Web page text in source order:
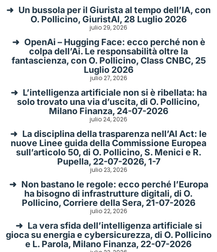
Un bussola per il Giurista al tempo dell’IA, con
O. Pollicino, GiuristAI, 28 Luglio 2026
julio 29, 2026
OpenAi – Hugging Face: ecco perché non è
colpa dell’Ai. Le responsabilità oltre la
fantascienza, con O. Pollicino, Class CNBC, 25
Luglio 2026
julio 27, 2026
L’intelligenza artificiale non si è ribellata: ha
solo trovato una via d’uscita, di O. Pollicino,
Milano Finanza, 24-07-2026
julio 24, 2026
La disciplina della trasparenza nell’AI Act: le
nuove Linee guida della Commissione Europea
sull’articolo 50, di O. Pollicino, S. Menici e R.
Pupella, 22-07-2026, 1-7
julio 23, 2026
Non bastano le regole: ecco perché l’Europa
ha bisogno di infrastrutture digitali, di O.
Pollicino, Corriere della Sera, 21-07-2026
julio 22, 2026
La vera sfida dell’intelligenza artificiale si
gioca su energia e cybersicurezza, di O. Pollicino
e L. Parola, Milano Finanza, 22-07-2026